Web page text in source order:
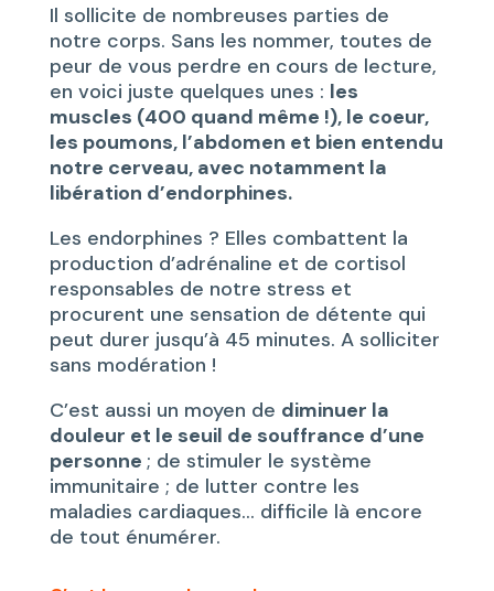
Il sollicite de nombreuses parties de
notre corps. Sans les nommer, toutes de
peur de vous perdre en cours de lecture,
en voici juste quelques unes : les
muscles (400 quand même !), le coeur,
les poumons, l’abdomen et bien entendu
notre cerveau, avec notamment la
libération d’endorphines.
Les endorphines ? Elles combattent la
production d’adrénaline et de cortisol
responsables de notre stress et
procurent une sensation de détente qui
peut durer jusqu’à 45 minutes. A solliciter
sans modération !
C’est aussi un moyen de diminuer la
douleur et le seuil de souffrance d’une
personne ; de stimuler le système
immunitaire ; de lutter contre les
maladies cardiaques… difficile là encore
de tout énumérer.